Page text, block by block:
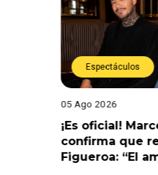
Espectáculos
05 Ago 2026
¡Es oficial!
confirma que
Figueroa: “El